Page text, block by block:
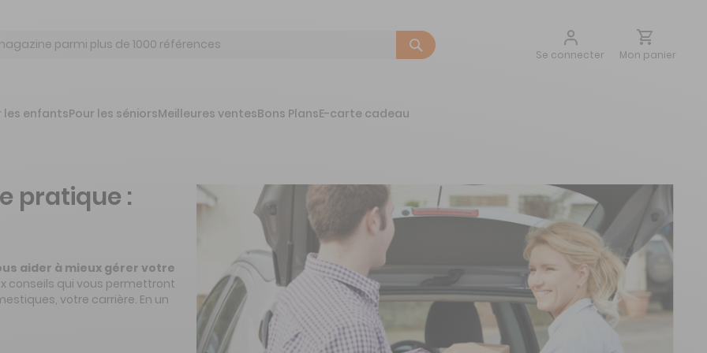
Se connecter
Aller
Mon panier
les enfantsPour les séniorsMeilleures ventesBons PlansE-carte cadeau
pratique :
aider à mieux gérer votre
conseils qui vous permettront
votre carrière. En un